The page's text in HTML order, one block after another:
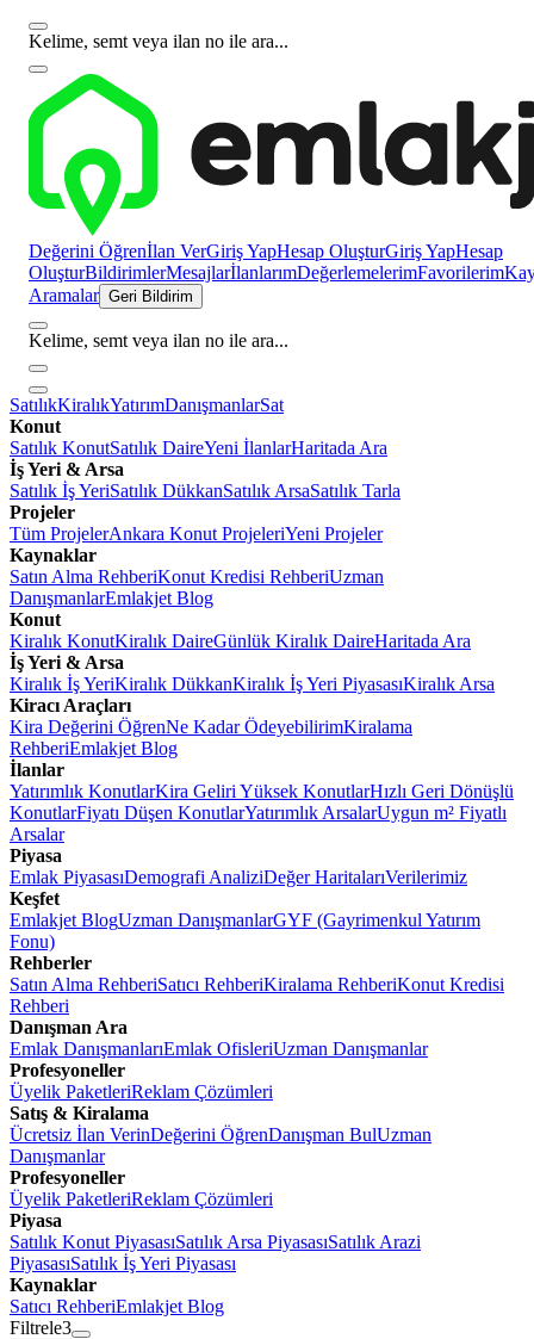
Kelime, semt veya ilan no ile ara...
Değerini Öğrenİlan VerGiriş YapHesap OluşturGiriş YapHesap
OluşturBildirimlerMesajlarİlanlarımDeğerlemelerimFavorilerim
Aramalar Geri Bildirim
Kelime, semt veya ilan no ile ara...
SatılıkKiralıkYatırımDanışmanlarSat
Konut
Satılık KonutSatılık DaireYeni İlanlarHaritada Ara
İş Yeri & Arsa
Satılık İş YeriSatılık DükkanSatılık ArsaSatılık Tarla
Projeler
Tüm ProjelerAnkara Konut ProjeleriYeni Projeler
Kaynaklar
Satın Alma RehberiKonut Kredisi RehberiUzman
DanışmanlarEmlakjet Blog
Konut
Kiralık KonutKiralık DaireGünlük Kiralık DaireHaritada Ara
İş Yeri & Arsa
Kiralık İş YeriKiralık DükkanKiralık İş Yeri PiyasasıKiralık Arsa
Kiracı Araçları
Kira Değerini ÖğrenNe Kadar ÖdeyebilirimKiralama
RehberiEmlakjet Blog
İlanlar
Yatırımlık KonutlarKira Geliri Yüksek KonutlarHızlı Geri Dönüşlü
KonutlarFiyatı Düşen KonutlarYatırımlık ArsalarUygun m² Fiyatlı
Arsalar
Piyasa
Emlak PiyasasıDemografi AnaliziDeğer HaritalarıVerilerimiz
Keşfet
Emlakjet BlogUzman DanışmanlarGYF (Gayrimenkul Yatırım
Fonu)
Rehberler
Satın Alma RehberiSatıcı RehberiKiralama RehberiKonut Kredisi
Rehberi
Danışman Ara
Emlak DanışmanlarıEmlak OfisleriUzman Danışmanlar
Profesyoneller
Üyelik PaketleriReklam Çözümleri
Satış & Kiralama
Ücretsiz İlan VerinDeğerini ÖğrenDanışman BulUzman
Danışmanlar
Profesyoneller
Üyelik PaketleriReklam Çözümleri
Piyasa
Satılık Konut PiyasasıSatılık Arsa PiyasasıSatılık Arazi
PiyasasıSatılık İş Yeri Piyasası
Kaynaklar
Satıcı RehberiEmlakjet Blog
Filtrele3